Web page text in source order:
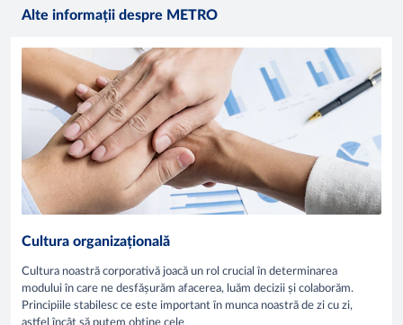
Alte informații despre METRO
Cultura organizațională
Cultura noastră corporativă joacă un rol crucial în determinarea
modului în care ne desfășurăm afacerea, luăm decizii și colaborăm.
Principiile stabilesc ce este important în munca noastră de zi cu zi,